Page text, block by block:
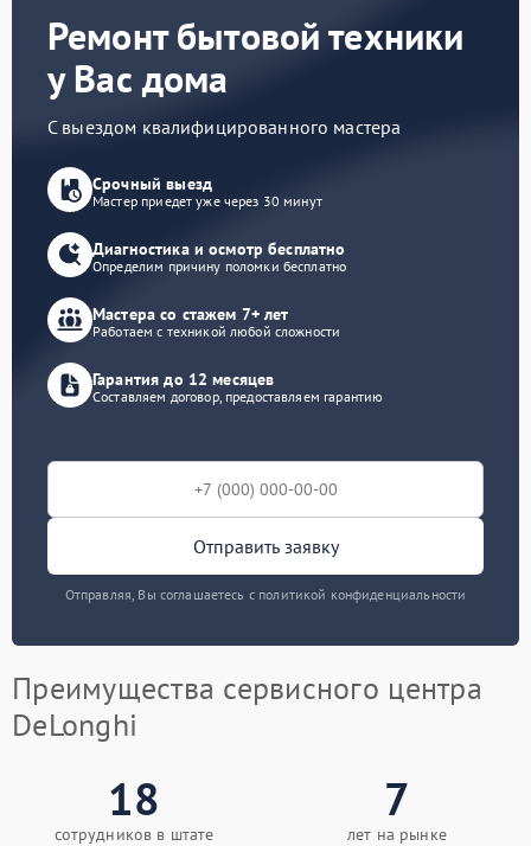
Ремонт бытовой техники
у Вас дома
С выездом квалифицированного мастера
Срочный выезд
Мастер приедет уже через 30 минут
Диагностика и осмотр бесплатно
Определим причину поломки бесплатно
Мастера со стажем 7+ лет
Работаем с техникой любой сложности
Гарантия до 12 месяцев
Составляем договор, предоставляем гарантию
Отправить заявку
Отправляя, Вы соглашаетесь с политикой конфиденциальности
Преимущества сервисного центра
DeLonghi
18
сотрудников в штате
7
лет на рынке